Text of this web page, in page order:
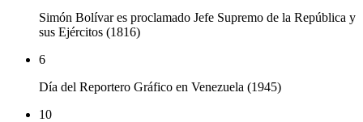
Simón Bolívar es proclamado Jefe Supremo de la República y
sus Ejércitos (1816)
6
Día del Reportero Gráfico en Venezuela (1945)
10